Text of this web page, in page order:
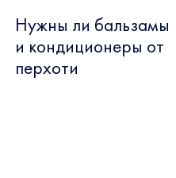
Нужны ли бальзамы
и кондиционеры от
перхоти